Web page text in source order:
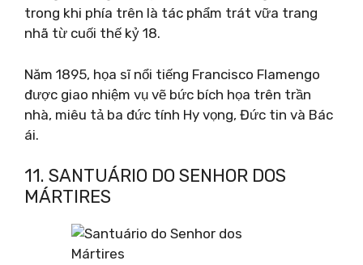
trong khi phía trên là tác phẩm trát vữa trang
nhã từ cuối thế kỷ 18.
Năm 1895, họa sĩ nổi tiếng Francisco Flamengo
được giao nhiệm vụ vẽ bức bích họa trên trần
nhà, miêu tả ba đức tính Hy vọng, Đức tin và Bác
ái.
11. SANTUÁRIO DO SENHOR DOS
MÁRTIRES